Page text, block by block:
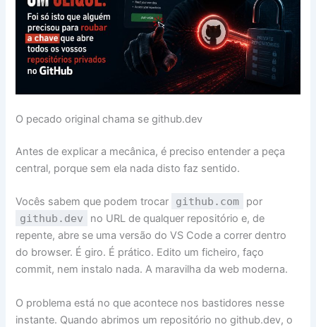
O pecado original chama se github.dev
Antes de explicar a mecânica, é preciso entender a peça
central, porque sem ela nada disto faz sentido.
Vocês sabem que podem trocar github.com por
github.dev
no URL de qualquer repositório e, de
repente, abre se uma versão do VS Code a correr dentro
do browser. É giro. É prático. Edito um ficheiro, faço
commit, nem instalo nada. A maravilha da web moderna.
O problema está no que acontece nos bastidores nesse
instante. Quando abrimos um repositório no github.dev, o